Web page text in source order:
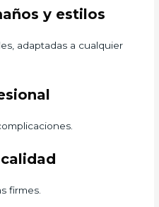
y estilos
adaptadas a cualquier
firmes.